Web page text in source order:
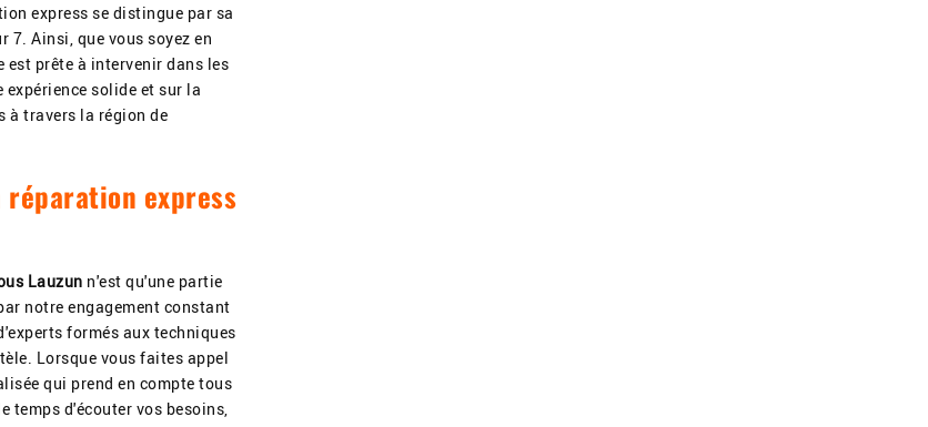
express se distingue par sa
Ainsi, que vous soyez en
est prête à intervenir dans les
solide et sur la
à travers la région de
réparation express
Lauzun n'est qu'une partie
notre engagement constant
formés aux techniques
Lorsque vous faites appel
qui prend en compte tous
temps d'écouter vos besoins,